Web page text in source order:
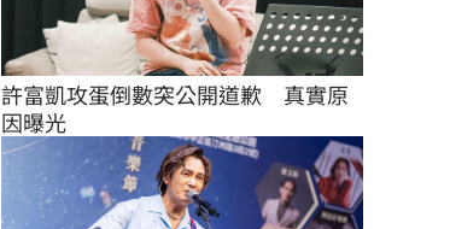
許富凱攻蛋倒數突公開道歉　真實原
因曝光